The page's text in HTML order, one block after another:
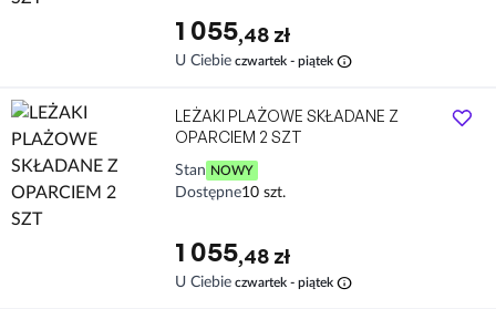
1 055,48 zł
U Ciebie czwartek - piątek info
LEŻAKI PLAŻOWE SKŁADANE Z
OPARCIEM 2 SZT
Stan NOWY
Dostępne10 szt.
1 055,48 zł
U Ciebie czwartek - piątek info